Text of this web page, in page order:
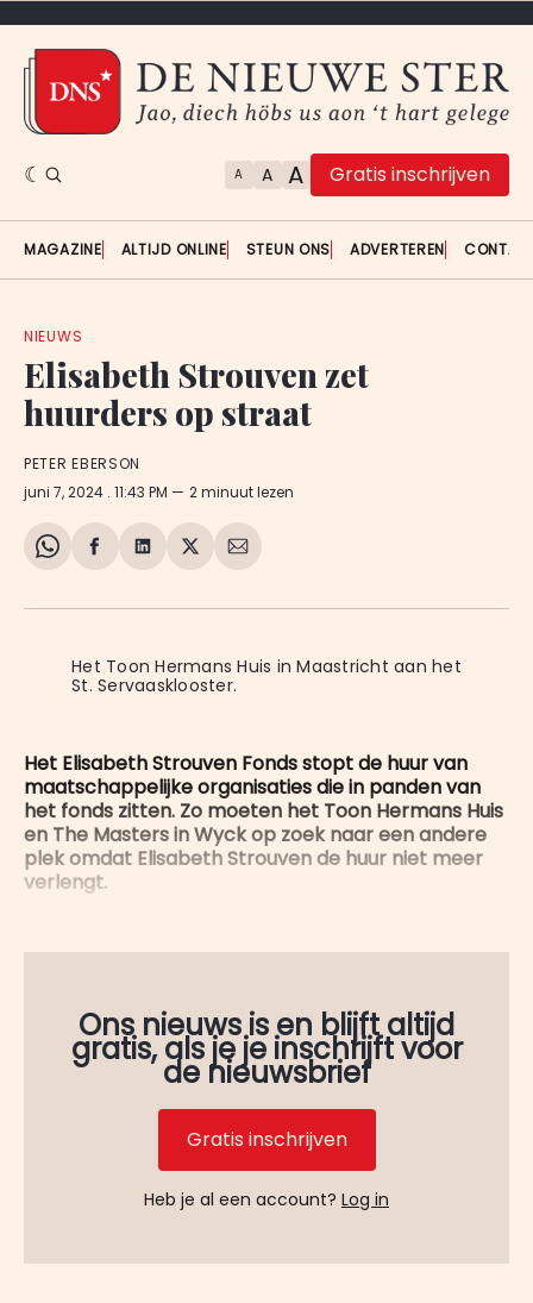
A A A Gratis inschrijven
MAGAZINE ALTIJD ONLINE STEUN ONS ADVERTEREN
NIEUWS
Elisabeth Strouven zet
huurders op straat
PETER EBERSON
juni 7, 2024 . 11:43 PM 2 minuut lezen
Share
WhatsApp
Delen
Facebook
Delen
LinkedIn
Share
X
Deel
E-
Het Toon Hermans Huis in Maastricht aan het
St. Servaasklooster.
Het Elisabeth Strouven Fonds stopt de huur van
maatschappelijke organisaties die in panden van
het fonds zitten. Zo moeten het Toon Hermans Huis
en The Masters in Wyck op zoek naar een andere
plek omdat Elisabeth Strouven de huur niet meer
verlengt.
Ons nieuws is en blijft altijd
gratis, als je je inschrijft voor
de nieuwsbrief
Gratis inschrijven
Heb je al een account? Log in